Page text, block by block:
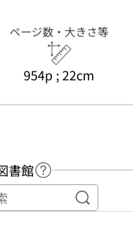
ページ数・大きさ等
954p ; 22cm
書館 ヘルプページへ
キーワ